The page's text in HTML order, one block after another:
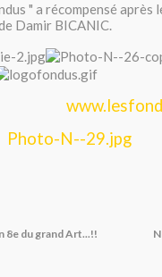
" a récompensé après
Damir BICANIC.
8e du grand Art...!!